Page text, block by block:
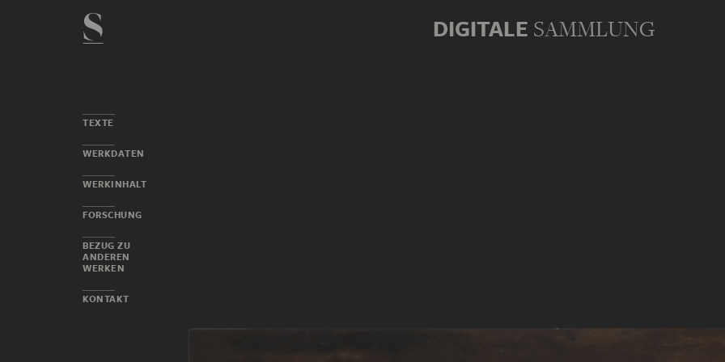
DIGITALE SAMMLUNG
TEXTE
WERKDATEN
WERKINHALT
FORSCHUNG
BEZUG ZU
ANDEREN
WERKEN
KONTAKT